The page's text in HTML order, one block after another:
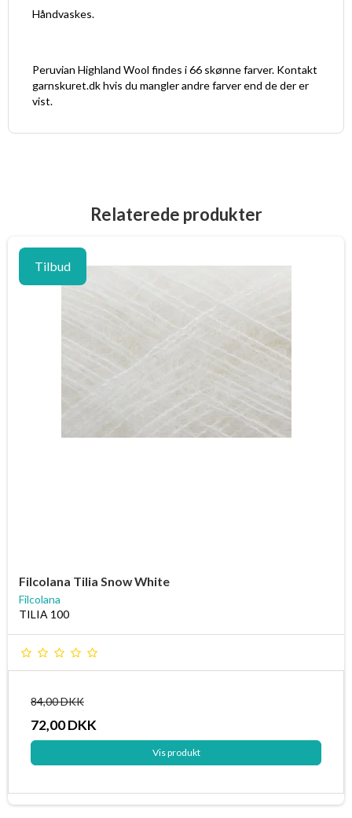
Håndvaskes.
Peruvian Highland Wool findes i 66 skønne farver. Kontakt
garnskuret.dk hvis du mangler andre farver end de der er
vist.
Relaterede produkter
Tilbud
Filcolana Tilia Snow White
Filcolana
TILIA 100
84,00 DKK
72,00 DKK
Vis produkt